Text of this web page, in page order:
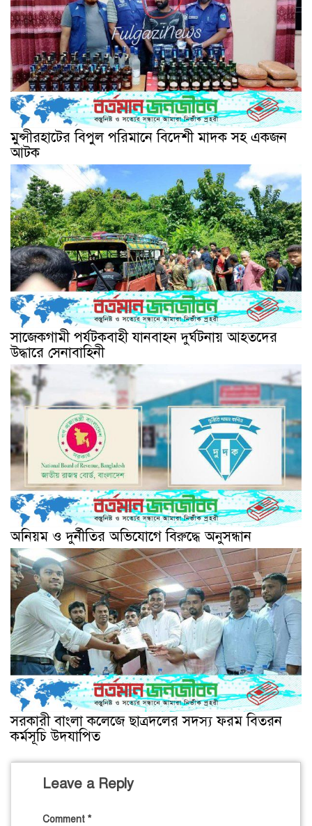
মুন্সীরহাটের বিপুল পরিমানে বিদেশী মাদক সহ একজন
আটক
সাজেকগামী পর্যটকবাহী যানবাহন দুর্ঘটনায় আহতদের
উদ্ধারে সেনাবাহিনী
অনিয়ম ও দুর্নীতির অভিযোগে বিরুদ্ধে অনুসন্ধান
সরকারী বাংলা কলেজে ছাত্রদলের সদস্য ফরম বিতরন
কর্মসূচি উদযাপিত
Leave a Reply
Comment *